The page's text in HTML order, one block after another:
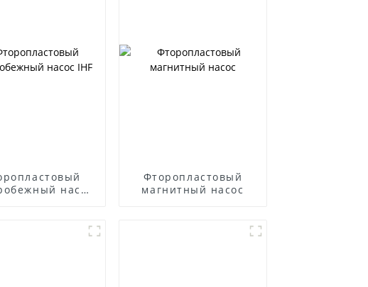
насос
Фторопластовый
магнитный насос